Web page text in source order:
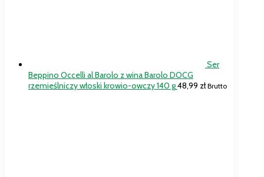
Ser
Beppino Occelli al Barolo z wina Barolo DOCG
rzemieślniczy włoski krowio-owczy 140 g48,99 zł Brutto